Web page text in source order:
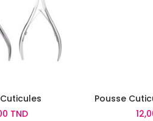
TND
Pousse